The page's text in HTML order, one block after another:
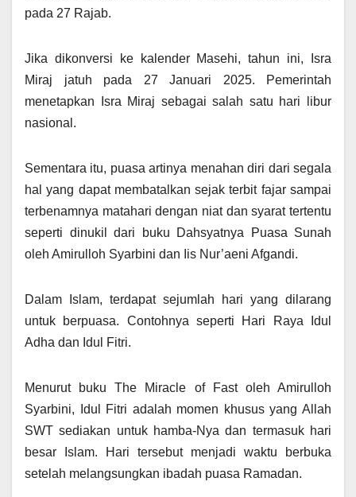
pada 27 Rajab.
Jika dikonversi ke kalender Masehi, tahun ini, Isra
Miraj jatuh pada 27 Januari 2025. Pemerintah
menetapkan Isra Miraj sebagai salah satu hari libur
nasional.
Sementara itu, puasa artinya menahan diri dari segala
hal yang dapat membatalkan sejak terbit fajar sampai
terbenamnya matahari dengan niat dan syarat tertentu
seperti dinukil dari buku Dahsyatnya Puasa Sunah
oleh Amirulloh Syarbini dan Iis Nur’aeni Afgandi.
Dalam Islam, terdapat sejumlah hari yang dilarang
untuk berpuasa. Contohnya seperti Hari Raya Idul
Adha dan Idul Fitri.
Menurut buku The Miracle of Fast oleh Amirulloh
Syarbini, Idul Fitri adalah momen khusus yang Allah
SWT sediakan untuk hamba-Nya dan termasuk hari
besar Islam. Hari tersebut menjadi waktu berbuka
setelah melangsungkan ibadah puasa Ramadan.